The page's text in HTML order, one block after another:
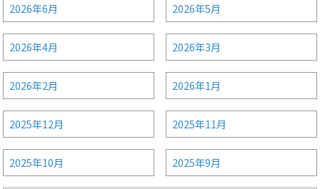
2026年6月 2026年5月
2026年4月 2026年3月
2026年2月 2026年1月
2025年12月 2025年11月
2025年10月 2025年9月